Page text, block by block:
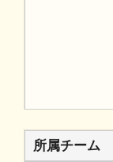
所属チーム